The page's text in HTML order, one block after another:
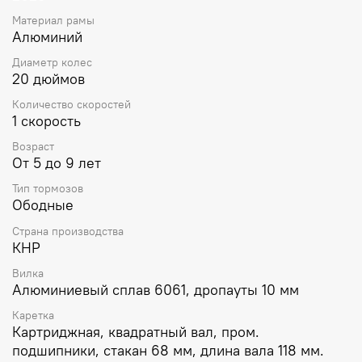
назад Легкое движение и хороший накат за счет
качественных комплектующих Передняя звездочка с
ни шнурки Алюминиевые компоненты Code -
подседельный штырь, вынос руля, руль Задний ободной
тормоз, который обеспечит должную эффективность
остановки и будет интуитивно понятен каждому
Быстрая регулировка высоты седла Для пассивной
безопасности он оборудован комплектом
светоотражателей, но также рекомендуем
использовать средства активной защиты - шлем и
перчатки. Хорошим решением в дизайне станет шлем
MET Hooray и перчатки BBB BBW-45.
Материал рамы
Алюминий
Диаметр колес
20 дюймов
Количество скоростей
1 скорость
Возраст
От 5 до 9 лет
Тип тормозов
Ободные
Страна производства
КНР
Вилка
Алюминиевый сплав 6061, дропауты 10 мм
Каретка
Картриджная, квадратный вал, пром.
подшипники, стакан 68 мм, длина вала 118 мм.